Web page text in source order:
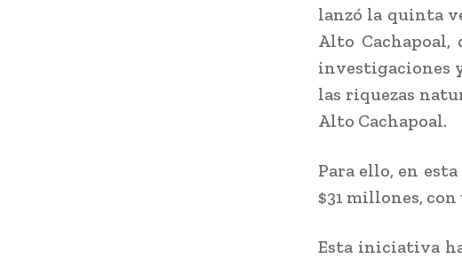
lanzó la quinta
Alto
investigaciones
las riquezas
Alto Cachapoal.
Para ello, en
$31 millones,
Esta iniciativa